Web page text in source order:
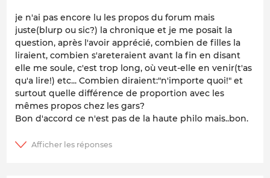
je n'ai pas encore lu les propos du forum mais
juste(blurp ou sic?) la chronique et je me posait la
question, après l'avoir apprécié, combien de filles la
liraient, combien s'areteraient avant la fin en disant
elle me soule, c'est trop long, où veut-elle en venir(t'as
qu'a lire!) etc... Combien diraient:"n'importe quoi!" et
surtout quelle différence de proportion avec les
mêmes propos chez les gars?
Bon d'accord ce n'est pas de la haute philo mais..bon.